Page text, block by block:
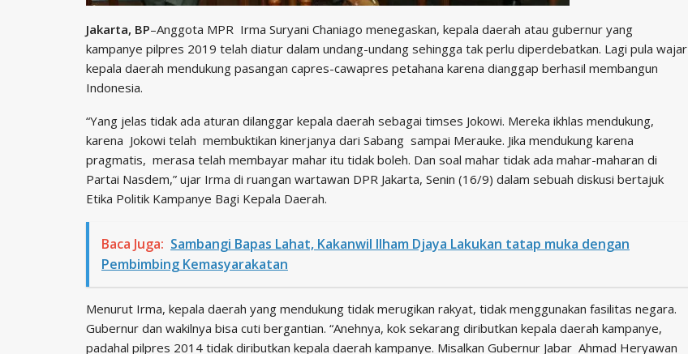
Jakarta, BP–Anggota MPR Irma Suryani Chaniago menegaskan, kepala daerah atau gubernur yang
kampanye pilpres 2019 telah diatur dalam undang-undang sehingga tak perlu diperdebatkan. Lagi pula wajar
kepala daerah mendukung pasangan capres-cawapres petahana karena dianggap berhasil membangun
Indonesia.
“Yang jelas tidak ada aturan dilanggar kepala daerah sebagai timses Jokowi. Mereka ikhlas mendukung,
karena Jokowi telah membuktikan kinerjanya dari Sabang sampai Merauke. Jika mendukung karena
pragmatis, merasa telah membayar mahar itu tidak boleh. Dan soal mahar tidak ada mahar-maharan di
Partai Nasdem,” ujar Irma di ruangan wartawan DPR Jakarta, Senin (16/9) dalam sebuah diskusi bertajuk
Etika Politik Kampanye Bagi Kepala Daerah.
Baca Juga: Sambangi Bapas Lahat, Kakanwil Ilham Djaya Lakukan tatap muka dengan
Pembimbing Kemasyarakatan
Menurut Irma, kepala daerah yang mendukung tidak merugikan rakyat, tidak menggunakan fasilitas negara.
Gubernur dan wakilnya bisa cuti bergantian. “Anehnya, kok sekarang diributkan kepala daerah kampanye,
padahal pilpres 2014 tidak diributkan kepala daerah kampanye. Misalkan Gubernur Jabar Ahmad Heryawan